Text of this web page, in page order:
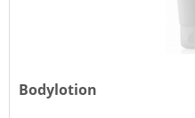
Bodylotion